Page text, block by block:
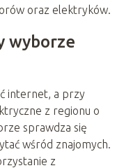
oraz elektryków.
wyborze
internet, a przy
z regionu o
sprawdza się
wśród znajomych.
z